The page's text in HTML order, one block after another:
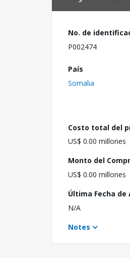
No. de
P002474
País
Somalia
Costo total del
US$ 0.00 millones
Monto del
US$ 0.00 millones
Última Fecha
N/A
Notes